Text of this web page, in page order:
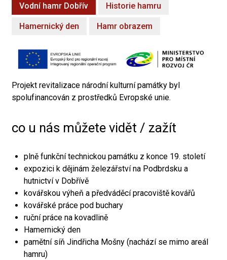
Vodní hamr Dobřív Historie hamru
Hamernický den Hamr obrazem
Projekt revitalizace národní kulturní památky byl
spolufinancován z prostředků Evropské unie.
co u nás můžete vidět / zažít
plně funkční technickou památku z konce 19. století
expozici k dějinám železářství na Podbrdsku a
hutnictví v Dobřívě
kovářskou výheň a předváděcí pracoviště kovářů
kovářské práce pod buchary
ruční práce na kovadlině
Hamernický den
pamětní síň Jindřicha Mošny (nachází se mimo areál
hamru)